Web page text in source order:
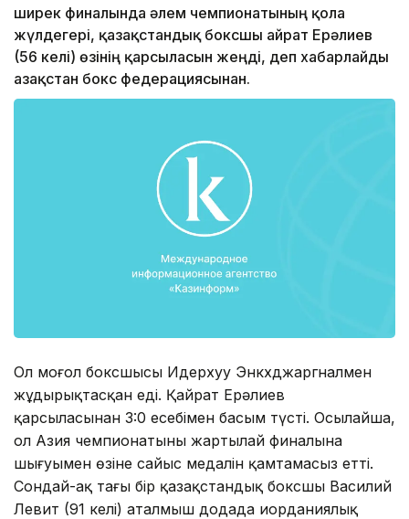
ширек финалында әлем чемпионатының қола
жүлдегері, қазақстандық боксшы Қайрат Ерәлиев
(56 келі) өзінің қарсыласын жеңді, деп хабарлайды
Қазақстан бокс федерациясынан.
Ол моңғол боксшысы Идерхуу Энкхджаргналмен
жұдырықтасқан еді. Қайрат Ерәлиев
қарсыласынан 3:0 есебімен басым түсті. Осылайша,
ол Азия чемпионатының жартылай финалына
шығуымен өзіне сайыс медалін қамтамасыз етті.
Сондай-ақ тағы бір қазақстандық боксшы Василий
Левит (91 келі) аталмыш додада иорданиялық